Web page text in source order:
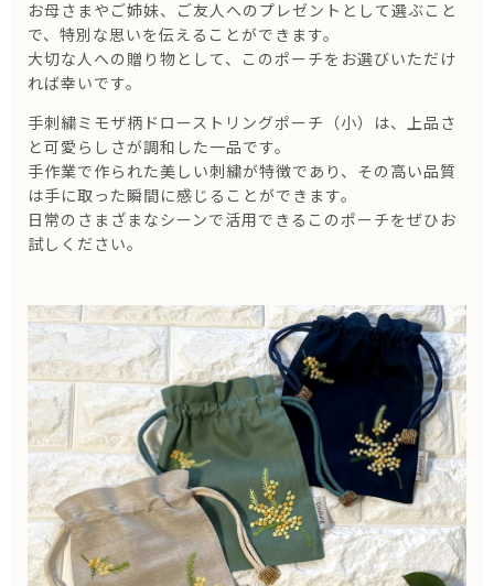
お母さまやご姉妹、ご友人へのプレゼントとして選ぶこと
で、特別な思いを伝えることができます。
大切な人への贈り物として、このポーチをお選びいただけ
れば幸いです。
手刺繍ミモザ柄ドローストリングポーチ（小）は、上品さ
と可愛らしさが調和した一品です。
手作業で作られた美しい刺繍が特徴であり、その高い品質
は手に取った瞬間に感じることができます。
日常のさまざまなシーンで活用できるこのポーチをぜひお
試しください。